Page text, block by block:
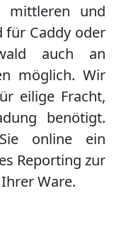
mittleren und
für Caddy oder
auch an
möglich. Wir
eilige Fracht,
benötigt.
online ein
Reporting zur
Ware.